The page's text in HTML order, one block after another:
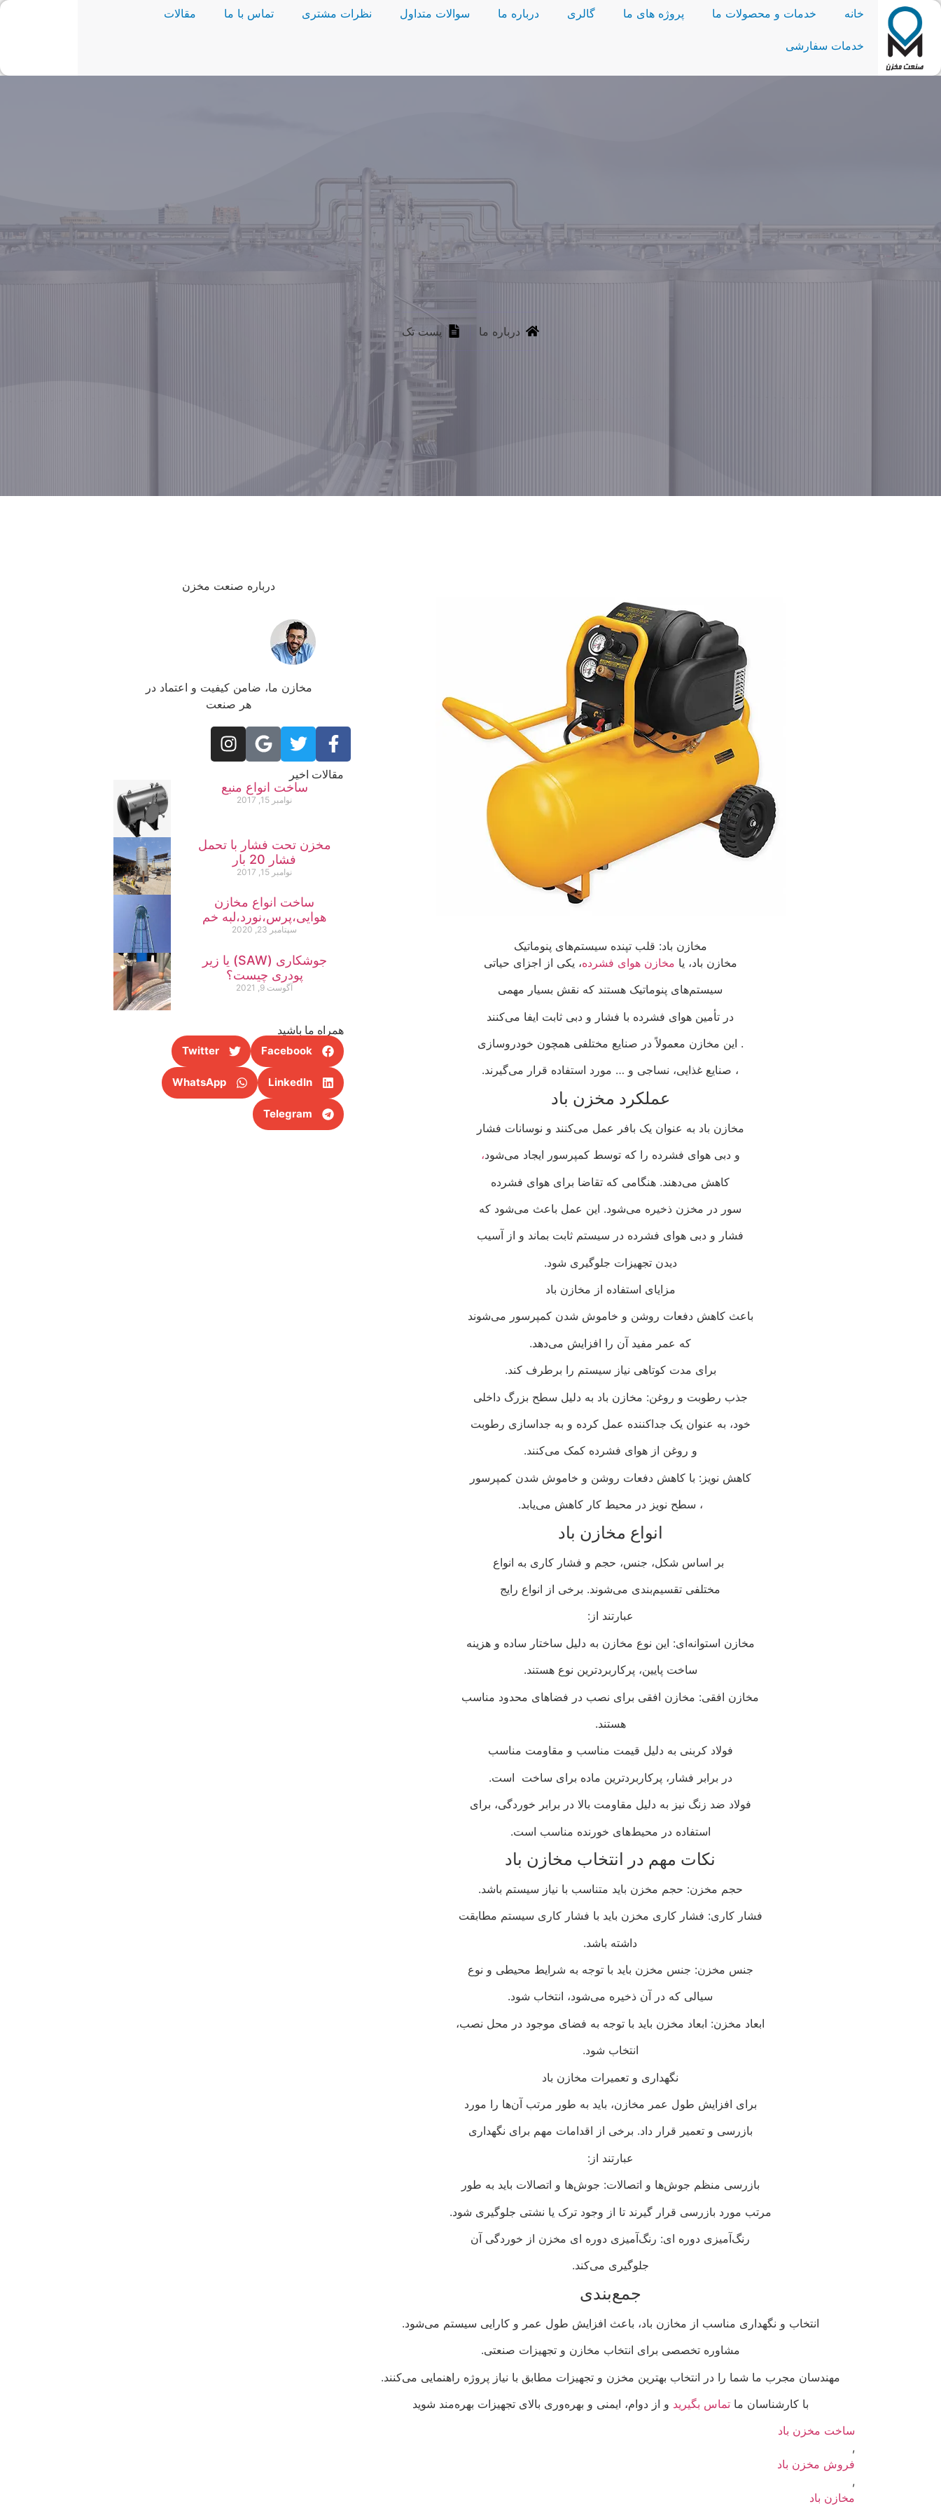
خانه خدمات و محصولات ما پروژه های ما گالری درباره ما سوالات متداول نظرات مشتری تماس با ما مقالات
خدمات سفارشی
درباره ما پست تک
مخازن باد: قلب تپنده سیستم‌های پنوماتیک
مخازن باد، یا مخازن هوای فشرده، یکی از اجزای حیاتی
سیستم‌های پنوماتیک هستند که نقش بسیار مهمی
در تأمین هوای فشرده با فشار و دبی ثابت ایفا می‌کنند
. این مخازن معمولاً در صنایع مختلفی همچون خودروسازی
، صنایع غذایی، نساجی و … مورد استفاده قرار می‌گیرند.
عملکرد مخزن باد
مخازن باد به عنوان یک بافر عمل می‌کنند و نوسانات فشار
و دبی هوای فشرده را که توسط کمپرسور ایجاد می‌شود،
کاهش می‌دهند. هنگامی که تقاضا برای هوای فشرده
سور در مخزن ذخیره می‌شود. این عمل باعث می‌شود که
فشار و دبی هوای فشرده در سیستم ثابت بماند و از آسیب
دیدن تجهیزات جلوگیری شود.
مزایای استفاده از مخازن باد
باعث کاهش دفعات روشن و خاموش شدن کمپرسور می‌شوند
که عمر مفید آن را افزایش می‌دهد.
برای مدت کوتاهی نیاز سیستم را برطرف کند.
جذب رطوبت و روغن: مخازن باد به دلیل سطح بزرگ داخلی
خود، به عنوان یک جداکننده عمل کرده و به جداسازی رطوبت
و روغن از هوای فشرده کمک می‌کنند.
کاهش نویز: با کاهش دفعات روشن و خاموش شدن کمپرسور
، سطح نویز در محیط کار کاهش می‌یابد.
انواع مخازن باد
بر اساس شکل، جنس، حجم و فشار کاری به انواع
مختلفی تقسیم‌بندی می‌شوند. برخی از انواع رایج
عبارتند از:
مخازن استوانه‌ای: این نوع مخازن به دلیل ساختار ساده و هزینه
ساخت پایین، پرکاربردترین نوع هستند.
مخازن افقی: مخازن افقی برای نصب در فضاهای محدود مناسب
هستند.
فولاد کربنی به دلیل قیمت مناسب و مقاومت مناسب
در برابر فشار، پرکاربردترین ماده برای ساخت است.
فولاد ضد زنگ نیز به دلیل مقاومت بالا در برابر خوردگی، برای
استفاده در محیط‌های خورنده مناسب است.
نکات مهم در انتخاب مخازن باد
حجم مخزن: حجم مخزن باید متناسب با نیاز سیستم باشد.
فشار کاری: فشار کاری مخزن باید با فشار کاری سیستم مطابقت
داشته باشد.
جنس مخزن: جنس مخزن باید با توجه به شرایط محیطی و نوع
سیالی که در آن ذخیره می‌شود، انتخاب شود.
ابعاد مخزن: ابعاد مخزن باید با توجه به فضای موجود در محل نصب،
انتخاب شود.
نگهداری و تعمیرات مخازن باد
برای افزایش طول عمر مخازن، باید به طور مرتب آن‌ها را مورد
بازرسی و تعمیر قرار داد. برخی از اقدامات مهم برای نگهداری
عبارتند از:
بازرسی منظم جوش‌ها و اتصالات: جوش‌ها و اتصالات باید به طور
مرتب مورد بازرسی قرار گیرند تا از وجود ترک یا نشتی جلوگیری شود.
رنگ‌آمیزی دوره ای: رنگ‌آمیزی دوره ای مخزن از خوردگی آن
جلوگیری می‌کند.
جمع‌بندی
انتخاب و نگهداری مناسب از مخازن باد، باعث افزایش طول عمر و کارایی سیستم می‌شود.
مشاوره تخصصی برای انتخاب مخازن و تجهیزات صنعتی.
مهندسان مجرب ما شما را در انتخاب بهترین مخزن و تجهیزات مطابق با نیاز پروژه راهنمایی می‌کنند.
با کارشناسان ماتماس بگیرید و از دوام، ایمنی و بهره‌وری بالای تجهیزات بهره‌مند شوید
ساخت مخزن باد
,
فروش مخزن باد
,
مخازن باد
درباره صنعت مخزن
مخازن ما، ضامن کیفیت و اعتماد در
هر صنعت
مقالات اخیر
ساخت انواع منبع
نوامبر 15, 2017
مخزن تحت فشار با تحمل
فشار 20 بار
نوامبر 15, 2017
ساخت انواع مخازن
هوایی،پرس،نورد،لبه خم
سپتامبر 23, 2020
جوشکاری (SAW) یا زیر
پودری چیست؟
آگوست 9, 2021
همراه ما باشید
Facebook
Twitter
LinkedIn
WhatsApp
Telegram